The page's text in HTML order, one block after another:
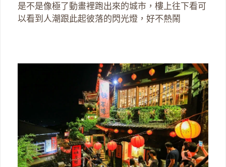
是不是像極了動畫裡跑出來的城市，樓上往下看可
以看到人潮跟此起彼落的閃光燈，好不熱鬧